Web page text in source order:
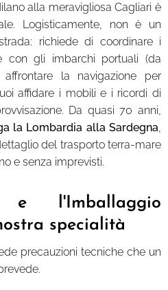
alla meravigliosa Cagliari è
Logisticamente, non è un
richiede di coordinare i
con gli imbarchi portuali (da
la navigazione per
affidare i mobili e i ricordi di
Da quasi 70 anni,
la Lombardia alla Sardegna,
del trasporto terra-mare
e senza imprevisti.
l'Imballaggio
specialità
precauzioni tecniche che un